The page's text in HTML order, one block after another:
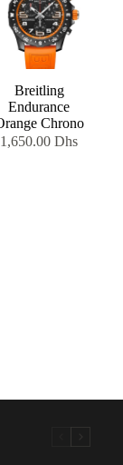
Breitling
Endurance
Chrono
1,650.00Dhs